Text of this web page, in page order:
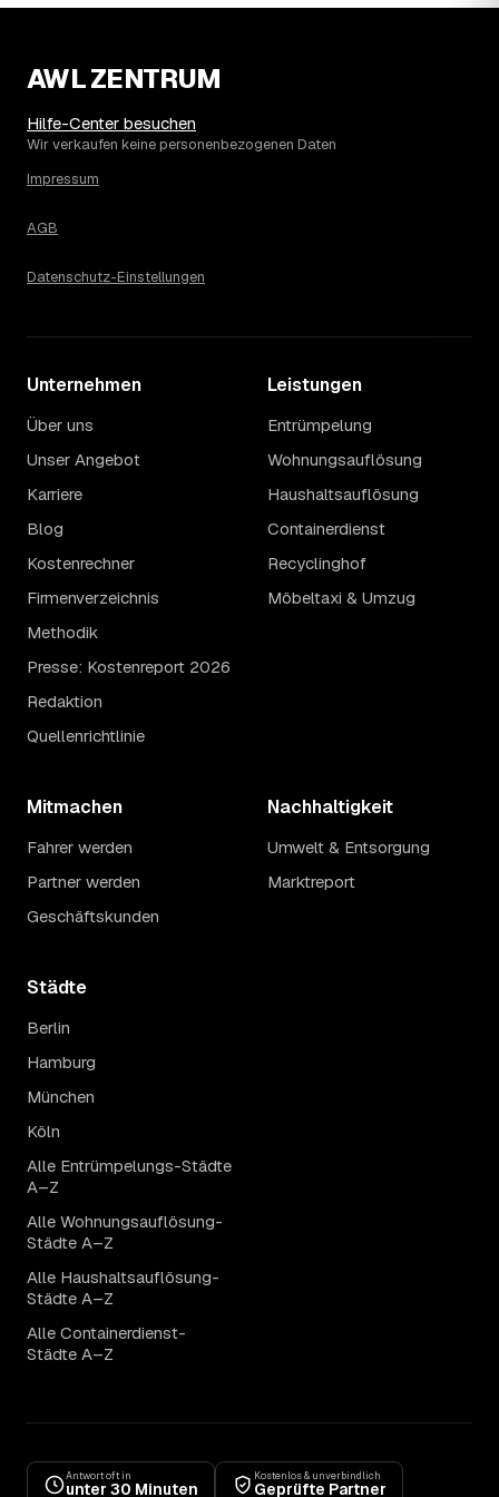
AWL ZENTRUM
Hilfe-Center besuchen
Wir verkaufen keine personenbezogenen Daten
Impressum
AGB
Datenschutz-Einstellungen
Unternehmen
Über uns
Unser Angebot
Karriere
Blog
Kostenrechner
Firmenverzeichnis
Methodik
Presse: Kostenreport 2026
Redaktion
Quellenrichtlinie
Leistungen
Entrümpelung
Wohnungsauflösung
Haushaltsauflösung
Containerdienst
Recyclinghof
Möbeltaxi & Umzug
Mitmachen
Fahrer werden
Partner werden
Geschäftskunden
Nachhaltigkeit
Umwelt & Entsorgung
Marktreport
Städte
Berlin
Hamburg
München
Köln
Alle Entrümpelungs-Städte
A–Z
Alle Wohnungsauflösung-
Städte A–Z
Alle Haushaltsauflösung-
Städte A–Z
Alle Containerdienst-
Städte A–Z
Antwort oft in
unter 30 Minuten
Kostenlos & unverbindlich
Geprüfte Partner